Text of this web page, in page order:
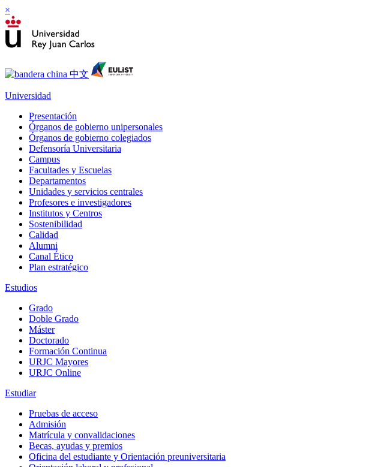
×
Universidad
Presentación
Órganos de gobierno unipersonales
Órganos de gobierno colegiados
Defensoría Universitaria
Campus
Facultades y Escuelas
Departamentos
Unidades y servicios centrales
Profesores e investigadores
Institutos y Centros
Sostenibilidad
Calidad
Alumni
Canal Ético
Plan estratégico
Estudios
Grado
Doble Grado
Máster
Doctorado
Formación Continua
URJC Mayores
URJC Online
Estudiar
Pruebas de acceso
Admisión
Matrícula y convalidaciones
Becas, ayudas y premios
Oficina del estudiante y Orientación preuniversitaria